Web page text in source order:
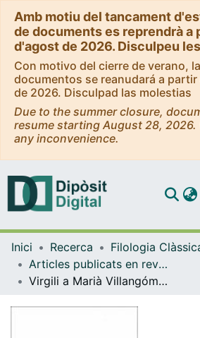
Amb motiu del tancament
de documents es reprendrà a
d'agost de 2026. Disculpeu
Con motivo del cierre de verano,
documentos se reanudará a
de 2026. Disculpad las molestias
Due to the summer closure,
resume starting August 28, 2026.
any inconvenience.
Navega
Inici Recerca
Articles publicats en revistes (Filologia Clàssica, Romànica i Semítica)
Virgili a Marià Villangómez